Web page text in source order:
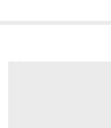
متنوع و چشم‌نواز آن‌ها